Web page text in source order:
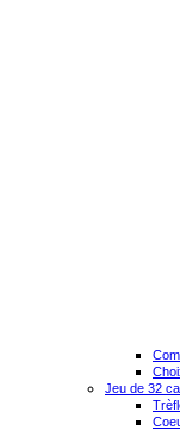
Jeu de 32